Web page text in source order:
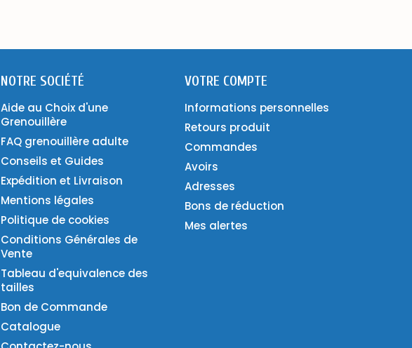
NOTRE SOCIÉTÉ
Aide au Choix d'une
Grenouillère
FAQ grenouillère adulte
Conseils et Guides
Expédition et Livraison
Mentions légales
Politique de cookies
Conditions Générales de
Vente
Tableau d'equivalence des
tailles
Bon de Commande
Catalogue
VOTRE COMPTE
Informations personnelles
Retours produit
Commandes
Avoirs
Adresses
Bons de réduction
Mes alertes